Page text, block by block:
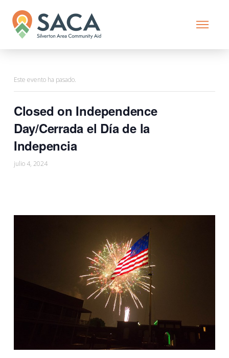
Este evento ha pasado.
Closed on Independence
Day/Cerrada el Día de la
Indepencia
julio 4, 2024